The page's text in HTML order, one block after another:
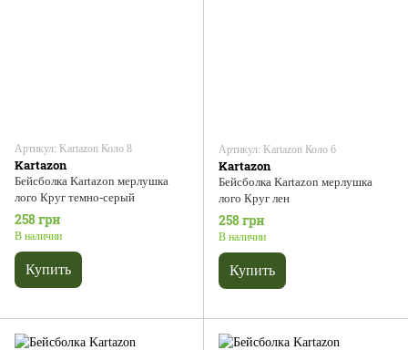
Артикул: Kartazon Коло 8
Kartazon
Бейсболка Kartazon мерлушка
лого Круг темно-серый
258 грн
В наличии
Купить
Артикул: Kartazon Коло 6
Kartazon
Бейсболка Kartazon мерлушка
лого Круг лен
258 грн
В наличии
Купить